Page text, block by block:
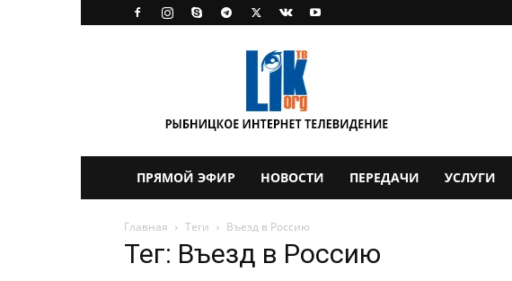
ПРЯМОЙ ЭФИР НОВОСТИ ПЕРЕДАЧИ УСЛУГИ
Главная Теги Въезд в Россию
Тег: Въезд в Россию